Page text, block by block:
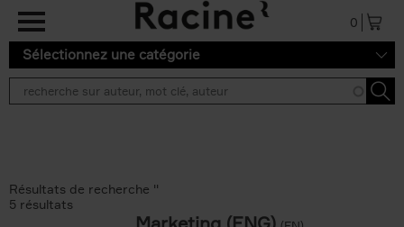
Aller au contenu principal
0
Sélectionnez une catégorie
Résultats de recherche ''
5 résultats